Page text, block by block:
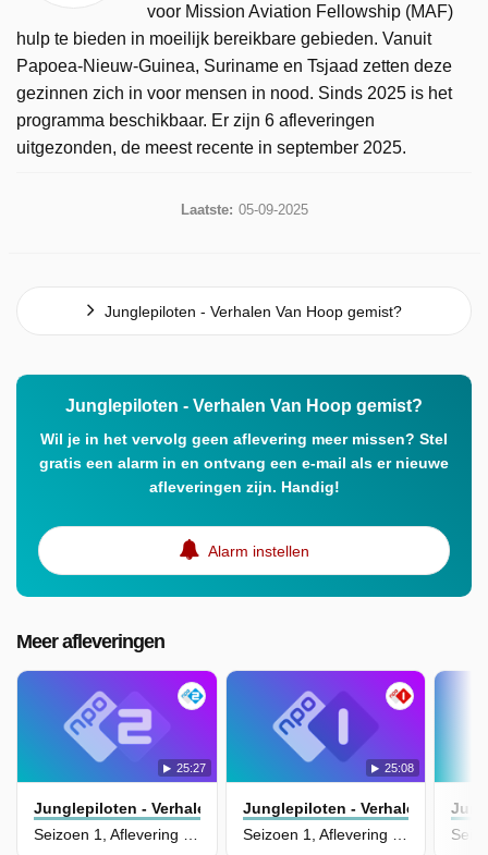
voor Mission Aviation Fellowship (MAF)
hulp te bieden in moeilijk bereikbare gebieden. Vanuit
Papoea-Nieuw-Guinea, Suriname en Tsjaad zetten deze
gezinnen zich in voor mensen in nood. Sinds 2025 is het
programma beschikbaar. Er zijn 6 afleveringen
uitgezonden, de meest recente in september 2025.
Laatste: 05-09-2025
Junglepiloten - Verhalen Van Hoop gemist?
Junglepiloten - Verhalen Van Hoop gemist?
Wil je in het vervolg geen aflevering meer missen? Stel
gratis een alarm in en ontvang een e-mail als er nieuwe
afleveringen zijn. Handig!
Alarm instellen
Meer afleveringen
25:27
Junglepiloten - Verhalen Van Hoop
Seizoen 1, Aflevering 6 - Grote hoogte
25:08
Junglepiloten - Verhalen Van
Seizoen 1, Aflevering 5 - Zachte landing